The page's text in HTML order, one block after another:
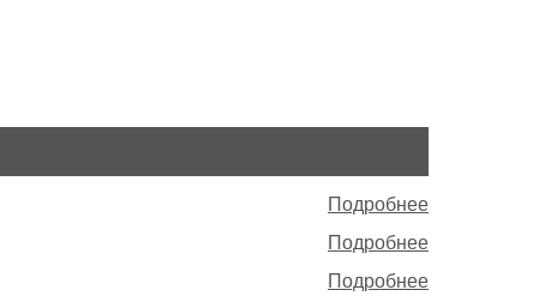
Подробнее
Подробнее
Подробнее